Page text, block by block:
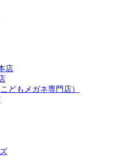
店
どもメガネ専門店）